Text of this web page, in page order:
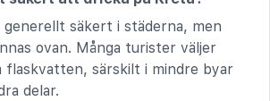
säkert i städerna, men
ovan. Många turister väljer
särskilt i mindre byar
delar.